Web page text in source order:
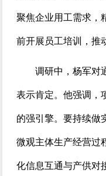
聚焦企业用工需求，
前开展员工培训，推
调研中，杨军对
表示肯定。他强调，
的强引擎。要持续做
微观主体生产经营过
化信息互通与产供对